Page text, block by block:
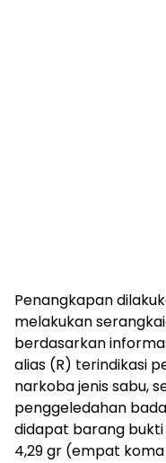
Penangkapan
melakukan
berdasarkan
alias (R) terindikasi
narkoba jenis sabu,
penggeledahan
didapat barang
4,29 gr (empat